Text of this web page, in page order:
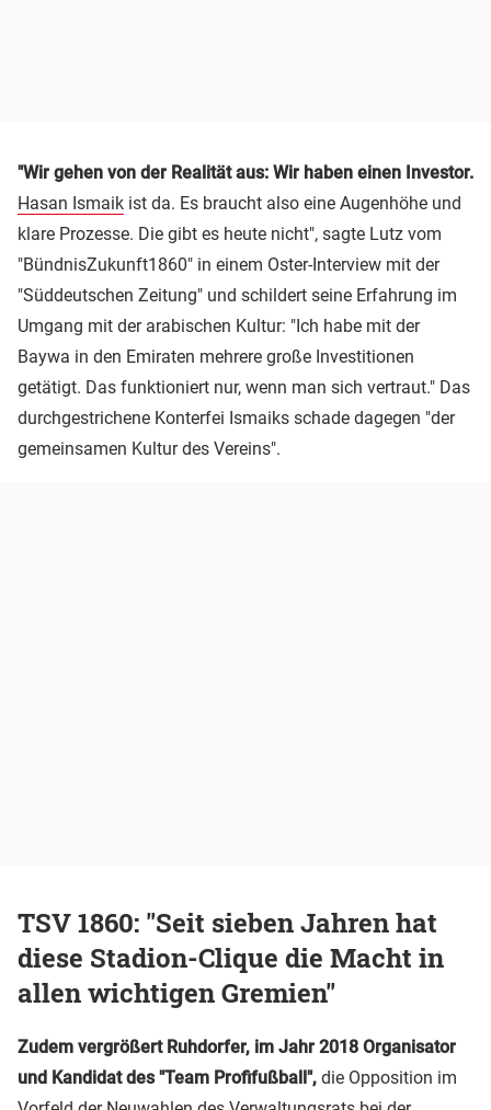
"Wir gehen von der Realität aus: Wir haben einen Investor.
Hasan Ismaik ist da. Es braucht also eine Augenhöhe und
klare Prozesse. Die gibt es heute nicht", sagte Lutz vom
"BündnisZukunft1860" in einem Oster-Interview mit der
"Süddeutschen Zeitung" und schildert seine Erfahrung im
Umgang mit der arabischen Kultur: "Ich habe mit der
Baywa in den Emiraten mehrere große Investitionen
getätigt. Das funktioniert nur, wenn man sich vertraut." Das
durchgestrichene Konterfei Ismaiks schade dagegen "der
gemeinsamen Kultur des Vereins".
TSV 1860: "Seit sieben Jahren hat
diese Stadion-Clique die Macht in
allen wichtigen Gremien"
Zudem vergrößert Ruhdorfer, im Jahr 2018 Organisator
und Kandidat des "Team Profifußball", die Opposition im